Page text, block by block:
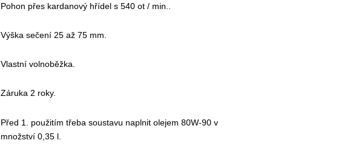
Pohon přes kardanový hřídel s 540 ot / min..
Výška sečení 25 až 75 mm.
Vlastní volnoběžka.
Záruka 2 roky.
Před 1. použitím třeba soustavu naplnit olejem 80W-90 v
množství 0,35 l.